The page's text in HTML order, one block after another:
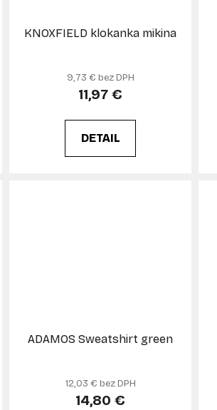
KNOXFIELD klokanka mikina
9,73 € bez DPH
11,97 €
DETAIL
ADAMOS Sweatshirt green
12,03 € bez DPH
14,80 €